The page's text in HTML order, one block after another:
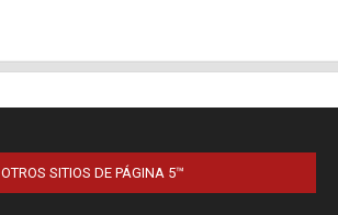
OTROS SITIOS DE PÁGINA 5™